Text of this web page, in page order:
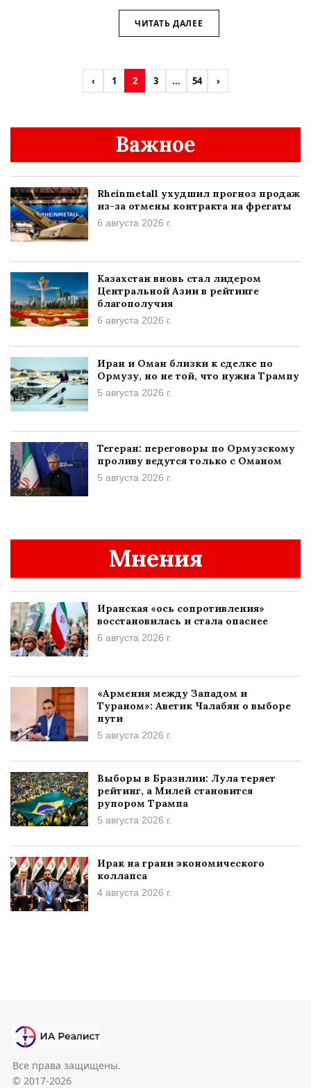
ЧИТАТЬ ДАЛЕЕ
‹ 1 2 3 ... 54 ›
Важное
Rheinmetall ухудшил прогноз продаж
из-за отмены контракта на фрегаты
6 августа 2026 г.
Казахстан вновь стал лидером
Центральной Азии в рейтинге
благополучия
6 августа 2026 г.
Иран и Оман близки к сделке по
Ормузу, но не той, что нужна Трампу
5 августа 2026 г.
Тегеран: переговоры по Ормузскому
проливу ведутся только с Оманом
5 августа 2026 г.
Мнения
Иранская «ось сопротивления»
восстановилась и стала опаснее
6 августа 2026 г.
«Армения между Западом и
Тураном»: Аветик Чалабян о выборе
пути
5 августа 2026 г.
Выборы в Бразилии: Лула теряет
рейтинг, а Милей становится
рупором Трампа
5 августа 2026 г.
Ирак на грани экономического
коллапса
4 августа 2026 г.
Все права защищены.
© 2017-2026